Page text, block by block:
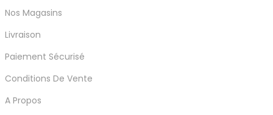
Nos Magasins
Livraison
Paiement Sécurisé
Conditions De Vente
A Propos